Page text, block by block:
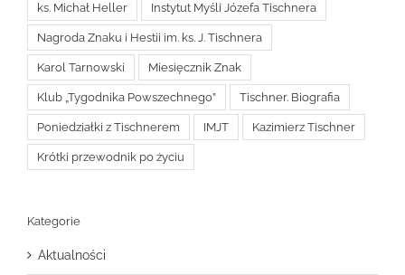
ks. Michał Heller Instytut Myśli Józefa Tischnera
Nagroda Znaku i Hestii im. ks. J. Tischnera
Karol Tarnowski Miesięcznik Znak
Klub „Tygodnika Powszechnego” Tischner. Biografia
Poniedziałki z Tischnerem IMJT Kazimierz Tischner
Krótki przewodnik po życiu
Kategorie
Aktualności